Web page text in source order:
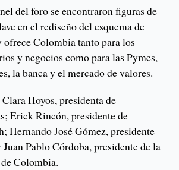
del foro se encontraron figuras de
en el rediseño del esquema de
ofrece Colombia tanto para los
y negocios como para las Pymes,
la banca y el mercado de valores.
Hoyos, presidenta de
Erick Rincón, presidente de
Hernando José Gómez, presidente
Pablo Córdoba, presidente de la
Colombia.